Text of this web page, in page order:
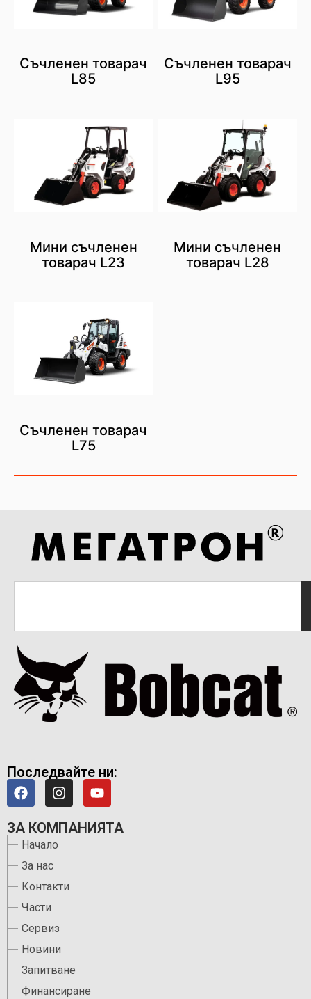
Съчленен товарач
L85
Съчленен товарач
L95
Мини съчленен
товарач L23
Мини съчленен
товарач L28
Съчленен товарач
L75
Последвайте ни:
ЗА КОМПАНИЯТА
Начало
За нас
Контакти
Части
Сервиз
Новини
Запитване
Финансиране